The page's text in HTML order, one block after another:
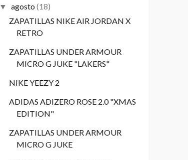
▼ agosto (18)
ZAPATILLAS NIKE AIR JORDAN X
RETRO
ZAPATILLAS UNDER ARMOUR
MICRO G JUKE "LAKERS"
NIKE YEEZY 2
ADIDAS ADIZERO ROSE 2.0 "XMAS
EDITION"
ZAPATILLAS UNDER ARMOUR
MICRO G JUKE